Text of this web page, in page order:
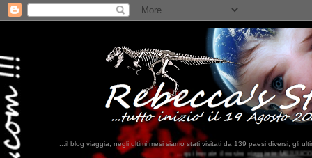
...il blog viaggia, negli ultimi mesi siamo stati visitati da 139 paesi diversi, gli
...qui trovate il nostro viaggio in MESSICO 2023...clikka qui !!!